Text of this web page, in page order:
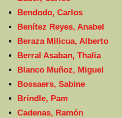
Bendodo, Carlos
Benítez Reyes, Anabel
Beraza Milicua, Alberto
Berral Asaban, Thalia
Blanco Muñoz, Miguel
Bossaers, Sabine
Brindle, Pam
Cadenas, Ramón